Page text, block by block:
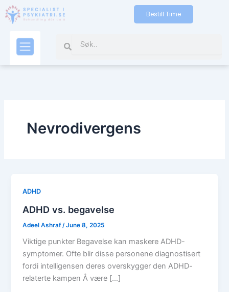
Skip
to
Bestill Time
Search
Nevrodivergens
ADHD
ADHD vs. begavelse
Adeel Ashraf /June 8, 2025
Viktige punkter Begavelse kan maskere ADHD-
symptomer. Ofte blir disse personene diagnostisert
fordi intelligensen deres overskygger den ADHD-
relaterte kampen Å være […]